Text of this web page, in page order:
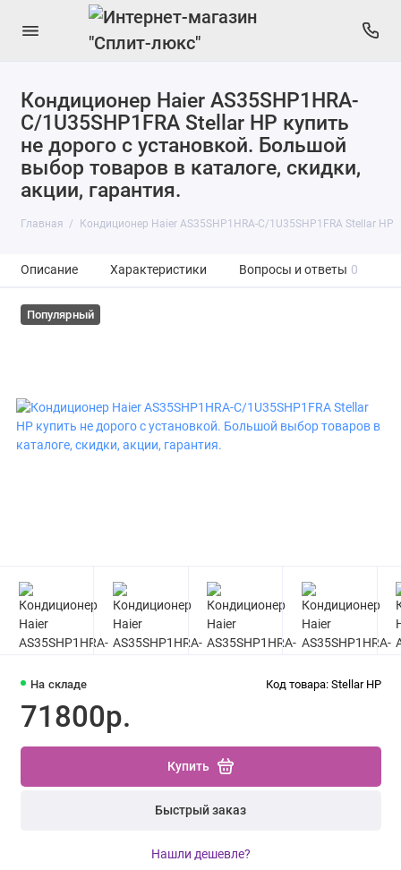
Кондиционер Haier AS35SHP1HRA-
C/1U35SHP1FRA Stellar HP купить
не дорого с установкой. Большой
выбор товаров в каталоге, скидки,
акции, гарантия.
Главная Кондиционер Haier AS35SHP1HRA-C/1U35SHP1FRA Stellar HP
Описание Характеристики Вопросы и ответы 0
Популярный
На складе Код товара: Stellar HP
71800р.
Купить
Быстрый заказ
Нашли дешевле?